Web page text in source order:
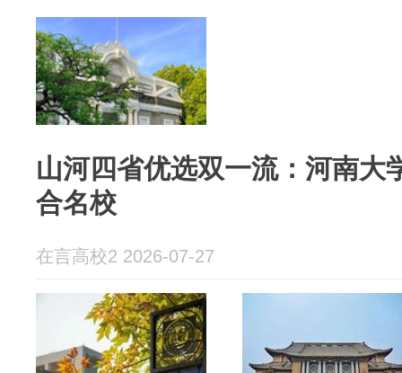
山河四省优选双一流：河南大
合名校
在言高校2 2026-07-27